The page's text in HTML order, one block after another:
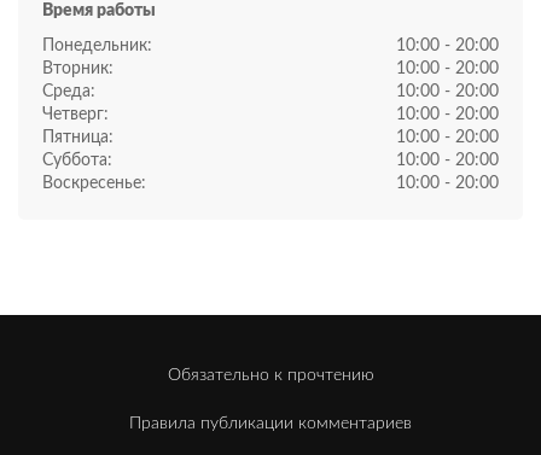
Время работы
Понедельник:
10:00 - 20:00
Вторник:
10:00 - 20:00
Среда:
10:00 - 20:00
Четверг:
10:00 - 20:00
Пятница:
10:00 - 20:00
Суббота:
10:00 - 20:00
Воскресенье:
10:00 - 20:00
Обязательно к прочтению
Правила публикации комментариев